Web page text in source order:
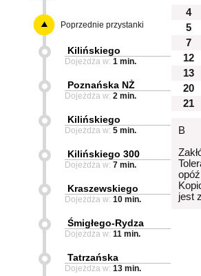
4
5
7
12
13
20
21
B
jest
Poprzednie przystanki
Kilińskiego
Dojeżdża w: 1 min.
Poznańska NŻ
Dojeżdża w: 2 min.
Kilińskiego
Dojeżdża w: 5 min.
Kilińskiego 300
Dojeżdża w: 7 min.
Kraszewskiego
Dojeżdża w: 10 min.
Śmigłego-Rydza
Dojeżdża w: 11 min.
Tatrzańska
Dojeżdża w: 13 min.